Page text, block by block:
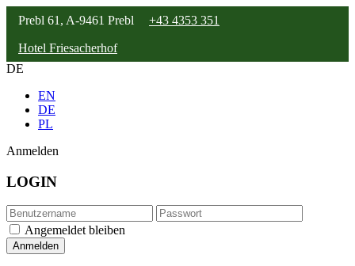
Prebl 61, A-9461 Prebl +43 4353 351
Hotel Friesacherhof
DE
EN
DE
PL
Anmelden
LOGIN
Angemeldet bleiben